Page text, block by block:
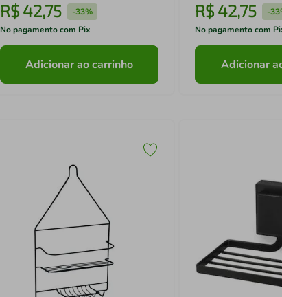
R$ 42,75 -33%
No pagamento com Pix
Adicionar ao carrinho
R$42,75 -
No pagamento com
Adicionar